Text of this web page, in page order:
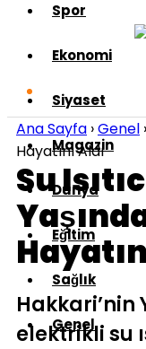
Spor
Ekonomi
Siyaset
Magazin
Dünya
Eğitim
Sağlık
Genel
Ana Sayfa ›Genel ›
Hayatını Aldı
Su
Hakkari’nin
elektrikli su